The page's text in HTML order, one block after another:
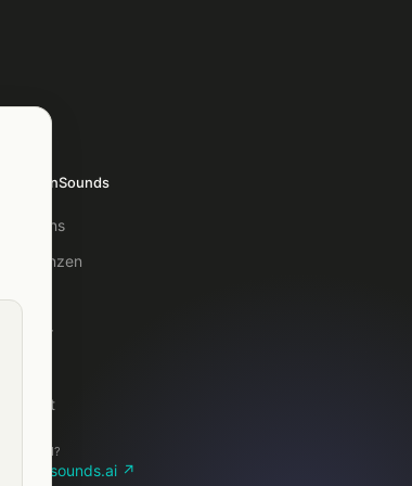
TelefonSounds
Über uns
Referenzen
Blog
Glossar
Kontakt
Lieber KI?
telefonsounds.ai ↗